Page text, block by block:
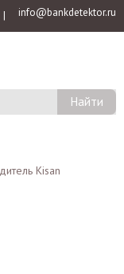
| info@bankdetektor.ru
Kisan